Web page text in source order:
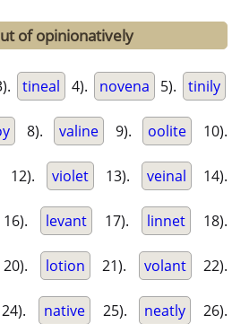
of opinionatively
tineal 4). novena 5). tinily
8). valine 9). oolite 10).
12). violet 13). veinal 14).
16). levant 17). linnet 18).
20). lotion 21). volant 22).
24). native 25). neatly 26).